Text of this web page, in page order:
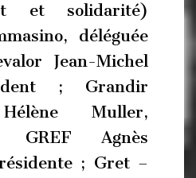
et solidarité)
déléguée
Jean-Michel
; Grandir
Muller,
Agnès
; Gret –